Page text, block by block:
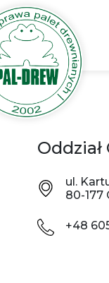
ul.
80-177
+48